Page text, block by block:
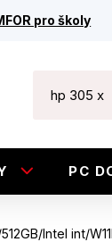
pro školy
PC
Intel int/